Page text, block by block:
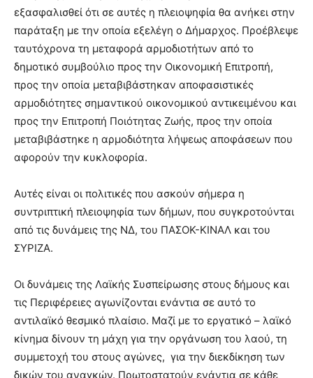
εξασφαλισθεί ότι σε αυτές η πλειοψηφία θα ανήκει στην
παράταξη με την οποία εξελέγη ο Δήμαρχος. Προέβλεψε
ταυτόχρονα τη μεταφορά αρμοδιοτήτων από το
δημοτικό συμβούλιο προς την Οικονομική Επιτροπή,
προς την οποία μεταβιβάστηκαν αποφασιστικές
αρμοδιότητες σημαντικού οικονομικού αντικειμένου και
προς την Επιτροπή Ποιότητας Ζωής, προς την οποία
μεταβιβάστηκε η αρμοδιότητα λήψεως αποφάσεων που
αφορούν την κυκλοφορία.
Αυτές είναι οι πολιτικές που ασκούν σήμερα η
συντριπτική πλειοψηφία των δήμων, που συγκροτούνται
από τις δυνάμεις της ΝΔ, του ΠΑΣΟΚ-ΚΙΝΑΛ και του
ΣΥΡΙΖΑ.
Οι δυνάμεις της Λαϊκής Συσπείρωσης στους δήμους και
τις Περιφέρειες αγωνίζονται ενάντια σε αυτό το
αντιλαϊκό θεσμικό πλαίσιο. Μαζί με το εργατικό – λαϊκό
κίνημα δίνουν τη μάχη για την οργάνωση του λαού, τη
συμμετοχή του στους αγώνες, για την διεκδίκηση των
δικών του αναγκών. Πρωτοστατούν ενάντια σε κάθε